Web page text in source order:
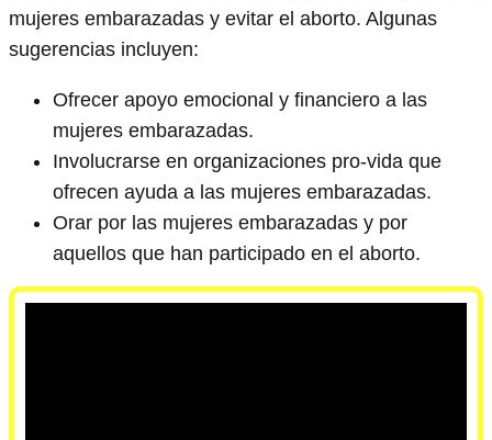
mujeres embarazadas y evitar el aborto. Algunas
sugerencias incluyen:
Ofrecer apoyo emocional y financiero a las
mujeres embarazadas.
Involucrarse en organizaciones pro-vida que
ofrecen ayuda a las mujeres embarazadas.
Orar por las mujeres embarazadas y por
aquellos que han participado en el aborto.